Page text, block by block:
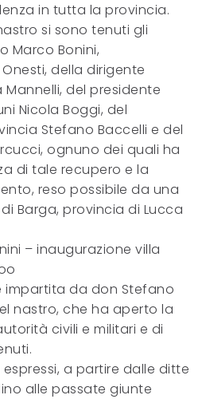
in tutta la provincia.
si sono tenuti gli
Marco Bonini,
della dirigente
del presidente
Nicola Boggi, del
Stefano Baccelli e del
ognuno dei quali ha
di tale recupero e la
reso possibile da una
Barga, provincia di Lucca
– inaugurazione villa
impartita da don Stefano
nastro, che ha aperto la
civili e militari e di
a partire dalle ditte
alle passate giunte